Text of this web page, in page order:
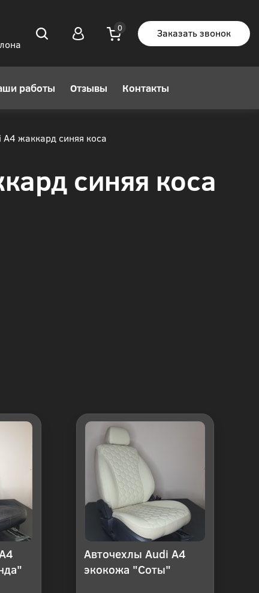
Заказать звонок
работы Отзывы Контакты
жаккард синяя коса
синяя коса
Авточехлы Audi A4
экокожа "Соты"